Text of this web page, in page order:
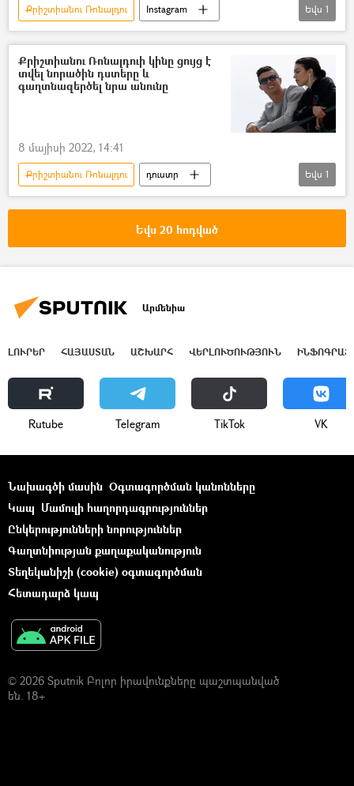
Քրիշտիանու Ռոնալդու
Instagram
օգտատեր
Եվս 1
Քրիշտիանու Ռոնալդուի կինը ցույց է
տվել նորածին դստերը և
գաղտնազերծել նրա անունը
8 մայիսի 2022, 14:41
Քրիշտիանու Ռոնալդու
դուստր
նորածին
Լուսանկար
Եվս 1
Եվս 20 հոդված
Արմենիա
ԼՈՒՐԵՐ ՀԱՅԱՍՏԱՆ ԱՇԽԱՐՀ ՎԵՐԼՈՒԾՈՒԹՅՈՒՆ
Rutube Telegram ТikТоk VK
Նախագծի մասին Օգտագործման կանոնները
Կապ Մամուլի հաղորդագրություններ
Ընկերությունների նորություններ
Գաղտնիության քաղաքականություն
Տեղեկանիշի (cookie) օգտագործման
Հետադարձ կապ
© 2026 Sputnik Բոլոր իրավունքները պաշտպանված
են. 18+